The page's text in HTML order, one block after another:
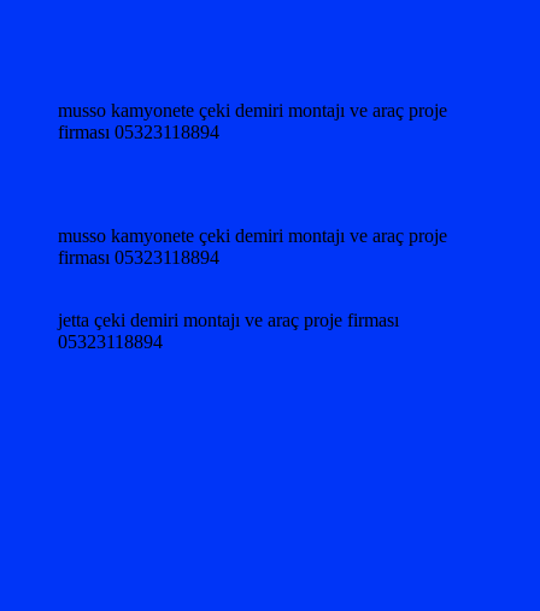
musso kamyonete çeki demiri montajı ve araç proje
firması 05323118894
musso kamyonete çeki demiri montajı ve araç proje
firması 05323118894
jetta çeki demiri montajı ve araç proje firması
05323118894